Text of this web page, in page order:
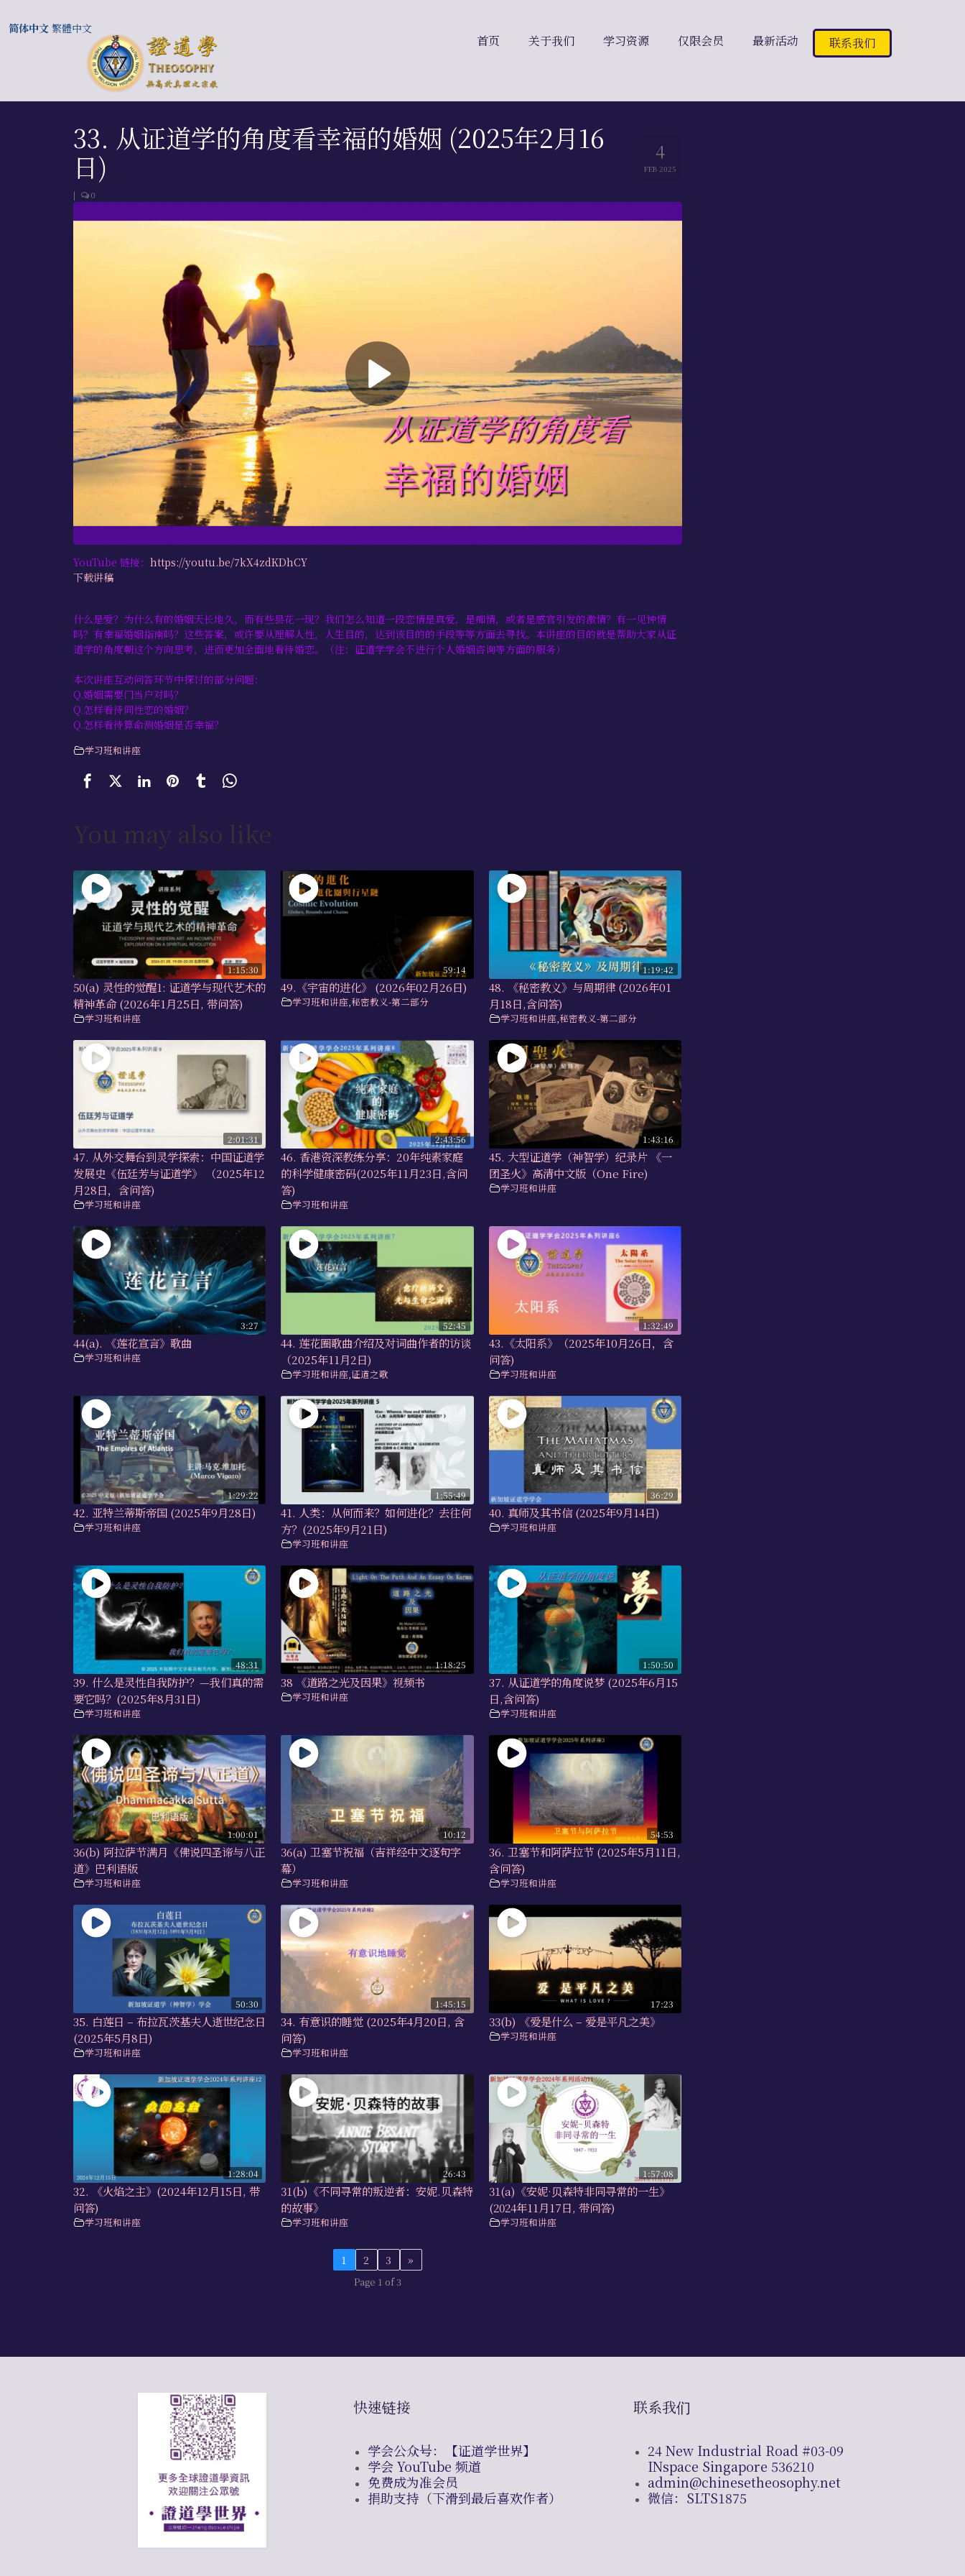
首页 关于我们 学习资源 仅限会员 最新活动 联系我们
4
FEB 2025
33. 从证道学的角度看幸福的婚姻 (2025年2月16
日)
| 0
YouTube 链接： https://youtu.be/7kX4zdKDhCY
下载讲稿
什么是爱？为什么有的婚姻天长地久，而有些昙花一现？我们怎么知道一段恋情是真爱，是痴情，或者是感官引发的激情？有一见钟情
吗？有幸福婚姻指南吗？这些答案，或许要从理解人性，人生目的，达到该目的的手段等等方面去寻找。本讲座的目的就是帮助大家从证
道学的角度朝这个方向思考，进而更加全面地看待婚恋。（注：证道学学会不进行个人婚姻咨询等方面的服务）
本次讲座互动问答环节中探讨的部分问题：
Q.婚姻需要门当户对吗？
Q.怎样看待同性恋的婚姻？
Q.怎样看待算命测婚姻是否幸福？
学习班和讲座
You may also like
1:15:30
50(a) 灵性的觉醒1: 证道学与现代艺术的
精神革命 (2026年1月25日, 带问答)
学习班和讲座
59:14
49.《宇宙的进化》 (2026年02月26日)
学习班和讲座,秘密教义-第二部分
1:19:42
48. 《秘密教义》与周期律 (2026年01
月18日,含问答)
学习班和讲座,秘密教义-第二部分
2:01:31
47. 从外交舞台到灵学探索：中国证道学
发展史《伍廷芳与证道学》 （2025年12
月28日，含问答)
学习班和讲座
2:43:56
46. 香港资深教练分享：20年纯素家庭
的科学健康密码(2025年11月23日,含问
答)
学习班和讲座
1:43:16
45. 大型证道学（神智学）纪录片 《一
团圣火》高清中文版（One Fire)
学习班和讲座
3:27
44(a). 《莲花宣言》歌曲
学习班和讲座
52:45
44. 莲花圈歌曲介绍及对词曲作者的访谈
（2025年11月2日)
学习班和讲座,证道之歌
1:32:49
43.《太阳系》（2025年10月26日，含
问答)
学习班和讲座
1:29:22
42. 亚特兰蒂斯帝国 (2025年9月28日)
学习班和讲座
1:55:49
41. 人类：从何而来？如何进化？去往何
方？(2025年9月21日)
学习班和讲座
36:29
40. 真师及其书信 (2025年9月14日)
学习班和讲座
48:31
39. 什么是灵性自我防护？—我们真的需
要它吗？(2025年8月31日)
学习班和讲座
1:18:25
38 《道路之光及因果》视频书
学习班和讲座
1:50:50
37. 从证道学的角度说梦 (2025年6月15
日,含问答)
学习班和讲座
1:00:01
36(b) 阿拉萨节满月《佛说四圣谛与八正
道》巴利语版
学习班和讲座
10:12
36(a) 卫塞节祝福（吉祥经中文逐句字
幕）
学习班和讲座
54:53
36. 卫塞节和阿萨拉节 (2025年5月11日,
含问答)
学习班和讲座
50:30
35. 白莲日 – 布拉瓦茨基夫人逝世纪念日
(2025年5月8日)
学习班和讲座
1:45:15
34. 有意识的睡觉 (2025年4月20日, 含
问答)
学习班和讲座
17:23
33(b) 《爱是什么 – 爱是平凡之美》
学习班和讲座
1:28:04
32. 《火焰之主》(2024年12月15日, 带
问答)
学习班和讲座
26:43
31(b)《不同寻常的叛逆者：安妮.贝森特
的故事》
学习班和讲座
1:57:08
31(a)《安妮·⻉森特非同寻常的一生》
(2024年11月17日, 带问答)
学习班和讲座
1 2 3 »
Page 1 of 3
快速链接
学会公众号：【证道学世界】
学会 YouTube 频道
免费成为准会员
捐助支持（下滑到最后喜欢作者）
联系我们
24 New Industrial Road #03-09
INspace Singapore 536210
admin@chinesetheosophy.net
微信：SLTS1875
简体中文 繁體中文